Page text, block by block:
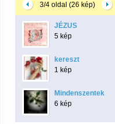
3/4 oldal (26 kép)
JÉZUS
5 kép
kereszt
1 kép
Mindenszentek
6 kép